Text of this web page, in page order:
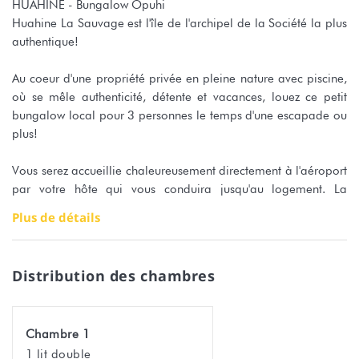
HUAHINE - Bungalow Opuhi
Huahine La Sauvage est l'île de l'archipel de la Société la plus
authentique!
Au coeur d'une propriété privée en pleine nature avec piscine,
où se mêle authenticité, détente et vacances, louez ce petit
bungalow local pour 3 personnes le temps d'une escapade ou
plus!
Vous serez accueillie chaleureusement directement à l'aéroport
par votre hôte qui vous conduira jusqu'au logement. La
Polynésien. Chaque bungalow est équipé de sa propre salle de
douche, d'un ventilateur et d'une terrasse privée.
certainement votre endroit favori.
Cet hébergement est idéal pour visiter l'île de Huahine à petit
Plus de détails
Distribution des chambres
Chambre 1
1 lit double